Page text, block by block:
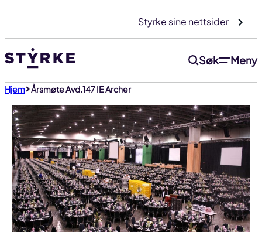
innhold
Styrke sine nettsider
Søk Meny
Hjem Årsmøte Avd.147 IE Archer